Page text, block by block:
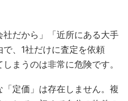
社だから」「近所にある大手
、1社だけに査定を依頼
まうのは非常に危険です。
定価」は存在しません。複